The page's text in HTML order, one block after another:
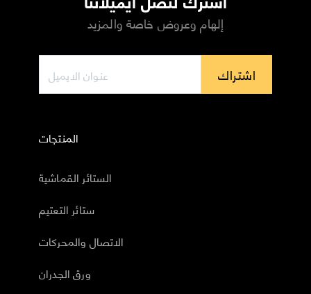
إلهام وعروض خاصة والمزيد
اشتراك
المنتجات
الستائر القماشية
ستائر التعتيم
الاتصال والمحركات
ورق الجدران